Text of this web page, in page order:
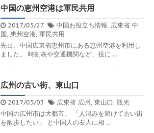
中国の恵州空港は軍民共用
2017/05/27 中国お役立ち情報, 広東省 中
国, 恵州空港, 軍民共用
先日、中国広東省恵州市にある恵州空港を利用し
ました。 時刻表や交通機関など、役に ...
広州の古い街、東山口
2017/05/03 広東省 広州, 東山口, 観光
中国の広州市は大都市。 「人混みを避けて古い街
を散歩したい」 と中国人の友人に相 ...